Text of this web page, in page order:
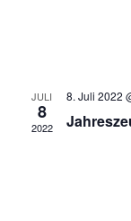
JULI
8
2022
8. Juli 2022